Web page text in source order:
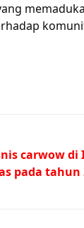
carwow
pada tahun